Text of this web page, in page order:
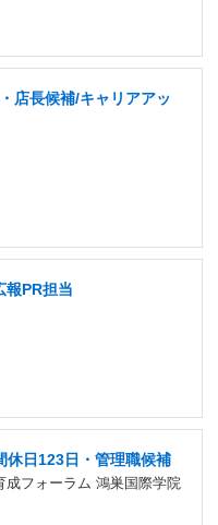
店長候補/キャリアアッ
報PR担当
休日123日・管理職候補
成フォーラム 鴻巣国際学院